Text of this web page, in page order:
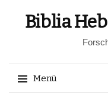
Biblia
Menü